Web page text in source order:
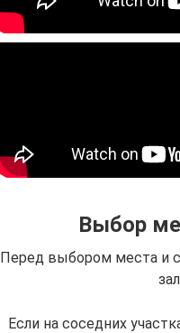
Выбор
Перед выбором места и
Если на соседних